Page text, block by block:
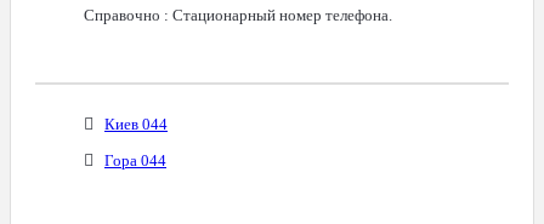
Справочно : Стационарный номер телефона.
Киев 044
Гора 044